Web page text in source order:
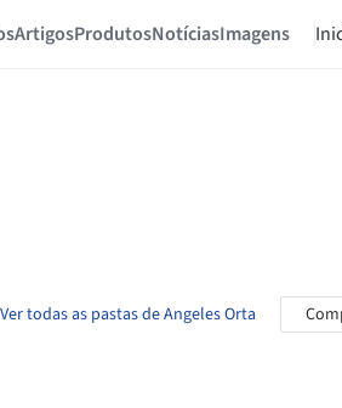
ArtigosProdutosNotíciasImagens
Ver todas as pastas de Angeles Orta